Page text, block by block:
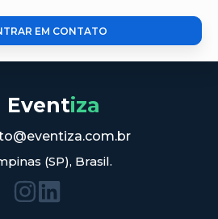
EM CONTATO
Eventiza
(SP), Brasil.